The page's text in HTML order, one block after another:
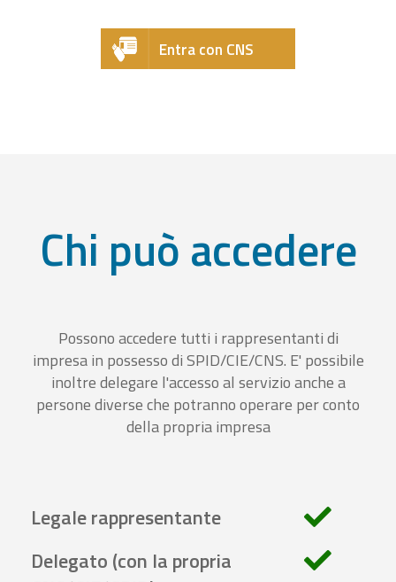
Entra con CNS
Chi può accedere
Possono accedere tutti i rappresentanti di
impresa in possesso di SPID/CIE/CNS. E' possibile
inoltre delegare l'accesso al servizio anche a
persone diverse che potranno operare per conto
della propria impresa
Legale rappresentante
Delegato (con la propria